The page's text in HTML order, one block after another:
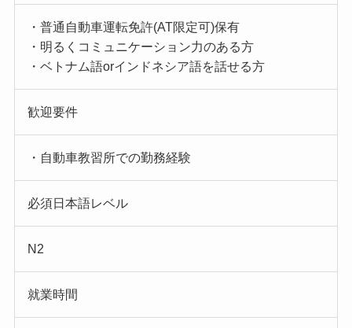
・普通自動車運転免許(AT限定可)保有
・明るくコミュニケーション力のある方
・ベトナム語orインドネシア語を話せる方
歓迎要件
・自動車教習所での勤務経験
必須日本語レベル
N2
就業時間